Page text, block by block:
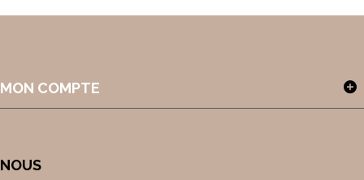
MON COMPTE
NOUS